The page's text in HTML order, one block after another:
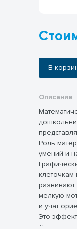
В
Описание
Роль
умений и
клеточкам
мелкую
и учат
Это
Данная